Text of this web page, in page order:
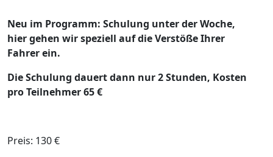
Neu im Programm: Schulung unter der Woche,
hier gehen wir speziell auf die Verstöße Ihrer
Fahrer ein.
Die Schulung dauert dann nur 2 Stunden, Kosten
pro Teilnehmer 65 €
Preis: 130 €